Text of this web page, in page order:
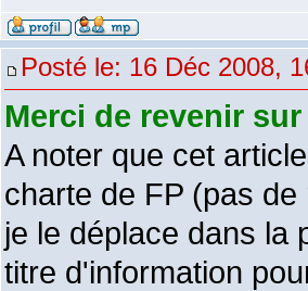
Posté le: 16 Déc 2008,
Merci de revenir
A noter que cet
charte de FP (pas
je le déplace dans la
titre d'information